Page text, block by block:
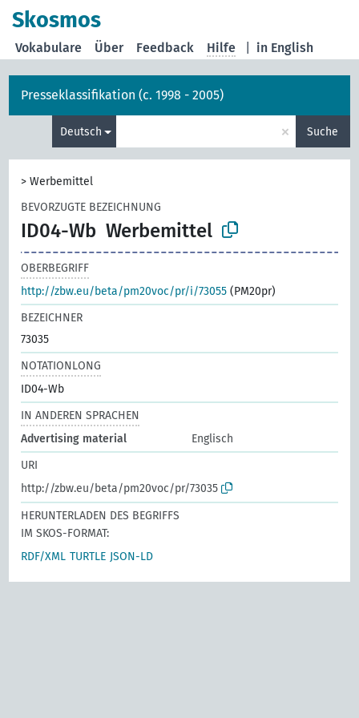
Skosmos
in English
Vokabulare Über Feedback Hilfe
Presseklassifikation (c. 1998 - 2005)
Deutsch × Suche
>Werbemittel
BEVORZUGTE BEZEICHNUNG
ID04-Wb Werbemittel
OBERBEGRIFF
http://zbw.eu/beta/pm20voc/pr/i/73055 (PM20pr)
BEZEICHNER
73035
NOTATIONLONG
ID04-Wb
IN ANDEREN SPRACHEN
Advertising material
Englisch
URI
http://zbw.eu/beta/pm20voc/pr/73035
HERUNTERLADEN DES BEGRIFFS
IM SKOS-FORMAT:
RDF/XML TURTLE JSON-LD